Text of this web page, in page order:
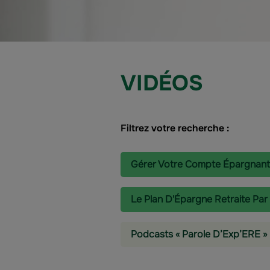
VIDÉOS
Filtrez votre recherche :
Gérer Votre Compte Épargnant
Le Plan D'Épargne Retraite
Podcasts « Parole D’Exp’ERE »